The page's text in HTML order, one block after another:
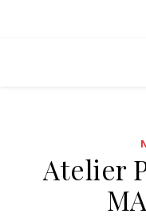
Atelier